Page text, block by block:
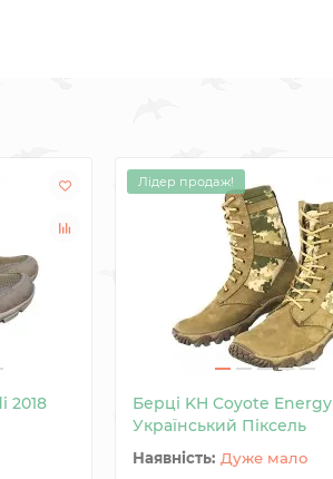
2018
Лідер продаж!
Берці KH Coyote Energy
Український Піксель
Дуже мало